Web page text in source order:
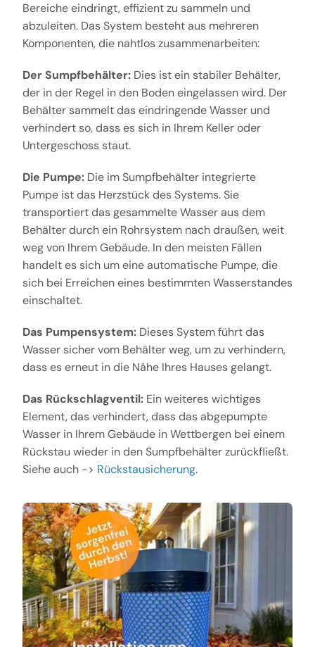
Bereiche eindringt, effizient zu sammeln und
abzuleiten. Das System besteht aus mehreren
Komponenten, die nahtlos zusammenarbeiten:
Der Sumpfbehälter:Dies ist ein stabiler Behälter,
der in der Regel in den Boden eingelassen wird. Der
Behälter sammelt das eindringende Wasser und
verhindert so, dass es sich in Ihrem Keller oder
Untergeschoss staut.
Die Pumpe:Die im Sumpfbehälter integrierte
Pumpe ist das Herzstück des Systems. Sie
transportiert das gesammelte Wasser aus dem
Behälter durch ein Rohrsystem nach draußen, weit
weg von Ihrem Gebäude. In den meisten Fällen
handelt es sich um eine automatische Pumpe, die
sich bei Erreichen eines bestimmten Wasserstandes
einschaltet.
Das Pumpensystem:Dieses System führt das
Wasser sicher vom Behälter weg, um zu verhindern,
dass es erneut in die Nähe Ihres Hauses gelangt.
Das Rückschlagventil:Ein weiteres wichtiges
Element, das verhindert, dass das abgepumpte
Wasser in Ihrem Gebäude in Wettbergen bei einem
Rückstau wieder in den Sumpfbehälter zurückfließt.
Siehe auch -> Rückstausicherung.